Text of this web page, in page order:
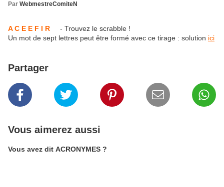
Par WebmestreComiteN
A C E E F I R
- Trouvez le scrabble !
Un mot de sept lettres peut être formé avec ce tirage : solution ici
Partager
Vous aimerez aussi
Vous avez dit ACRONYMES ?